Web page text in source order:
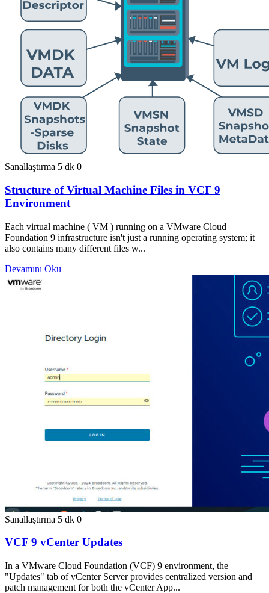
Sanallaştırma 5 dk 0
Structure of Virtual Machine Files in VCF 9
Environment
Each virtual machine ( VM ) running on a VMware Cloud
Foundation 9 infrastructure isn't just a running operating system; it
also contains many different files w...
Devamını Oku
Sanallaştırma 5 dk 0
VCF 9 vCenter Updates
In a VMware Cloud Foundation (VCF) 9 environment, the
"Updates" tab of vCenter Server provides centralized version and
patch management for both the vCenter App...